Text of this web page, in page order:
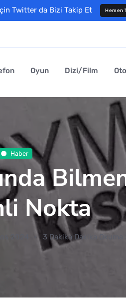
Twitter da Bizi Takip Et Hemen
Oyun Dizi/Film
Haber
Nokta
2024 3 Dakika Dakika Okuma